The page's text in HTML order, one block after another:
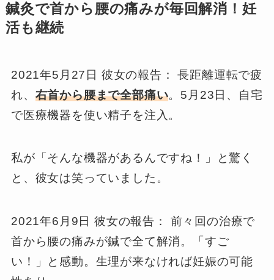
鍼灸で首から腰の痛みが毎回解消！妊
活も継続
2021年5月27日 彼女の報告： 長距離運転で疲
れ、 右首から腰まで全部痛い。5月23日、自宅
で医療機器を使い精子を注入。
私が「そんな機器があるんですね！」と驚く
と、彼女は笑っていました。
2021年6月9日 彼女の報告： 前々回の治療で
首から腰の痛みが鍼で全て解消。「すご
い！」と感動。生理が来なければ妊娠の可能